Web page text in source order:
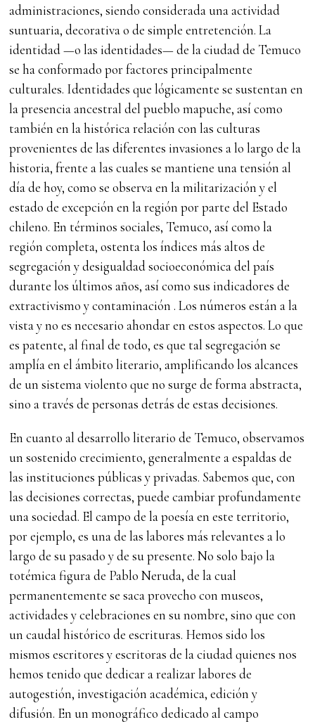
administraciones, siendo considerada una actividad
suntuaria, decorativa o de simple entretención. La
identidad —o las identidades— de la ciudad de Temuco
se ha conformado por factores principalmente
culturales. Identidades que lógicamente se sustentan en
la presencia ancestral del pueblo mapuche, así como
también en la histórica relación con las culturas
provenientes de las diferentes invasiones a lo largo de la
historia, frente a las cuales se mantiene una tensión al
día de hoy, como se observa en la militarización y el
estado de excepción en la región por parte del Estado
chileno. En términos sociales, Temuco, así como la
región completa, ostenta los índices más altos de
segregación y desigualdad socioeconómica del país
durante los últimos años, así como sus indicadores de
extractivismo y contaminación . Los números están a la
vista y no es necesario ahondar en estos aspectos. Lo que
es patente, al final de todo, es que tal segregación se
amplía en el ámbito literario, amplificando los alcances
de un sistema violento que no surge de forma abstracta,
sino a través de personas detrás de estas decisiones.
En cuanto al desarrollo literario de Temuco, observamos
un sostenido crecimiento, generalmente a espaldas de
las instituciones públicas y privadas. Sabemos que, con
las decisiones correctas, puede cambiar profundamente
una sociedad. El campo de la poesía en este territorio,
por ejemplo, es una de las labores más relevantes a lo
largo de su pasado y de su presente. No solo bajo la
totémica figura de Pablo Neruda, de la cual
permanentemente se saca provecho con museos,
actividades y celebraciones en su nombre, sino que con
un caudal histórico de escrituras. Hemos sido los
mismos escritores y escritoras de la ciudad quienes nos
hemos tenido que dedicar a realizar labores de
autogestión, investigación académica, edición y
difusión. En un monográfico dedicado al campo